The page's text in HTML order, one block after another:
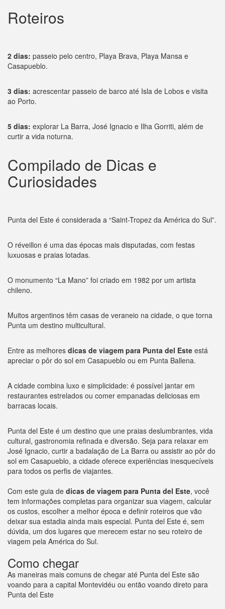
Roteiros
2 dias: passeio pelo centro, Playa Brava, Playa Mansa e
Casapueblo.
3 dias: acrescentar passeio de barco até Isla de Lobos e visita
ao Porto.
5 dias: explorar La Barra, José Ignacio e Ilha Gorriti, além de
curtir a vida noturna.
Compilado de Dicas e
Curiosidades
Punta del Este é considerada a “Saint-Tropez da América do Sul”.
O réveillon é uma das épocas mais disputadas, com festas
luxuosas e praias lotadas.
O monumento “La Mano” foi criado em 1982 por um artista
chileno.
Muitos argentinos têm casas de veraneio na cidade, o que torna
Punta um destino multicultural.
Entre as melhores dicas de viagem para Punta del Este está
apreciar o pôr do sol em Casapueblo ou em Punta Ballena.
A cidade combina luxo e simplicidade: é possível jantar em
restaurantes estrelados ou comer empanadas deliciosas em
barracas locais.
Punta del Este é um destino que une praias deslumbrantes, vida
cultural, gastronomia refinada e diversão. Seja para relaxar em
José Ignacio, curtir a badalação de La Barra ou assistir ao pôr do
sol em Casapueblo, a cidade oferece experiências inesquecíveis
para todos os perfis de viajantes.
Com este guia de dicas de viagem para Punta del Este, você
tem informações completas para organizar sua viagem, calcular
os custos, escolher a melhor época e definir roteiros que vão
deixar sua estadia ainda mais especial. Punta del Este é, sem
dúvida, um dos lugares que merecem estar no seu roteiro de
viagem pela América do Sul.
Como chegar
As maneiras mais comuns de chegar até Punta del Este são
voando para a capital Montevidéu ou então voando direto para
Punta del Este